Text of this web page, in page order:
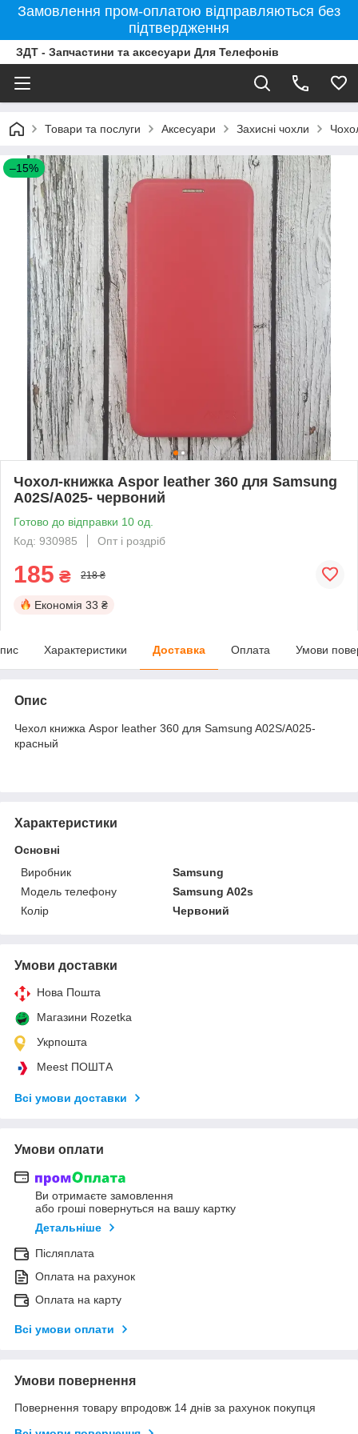
Замовлення пром-оплатою відправляються без
підтвердження
ЗДТ - Запчастини та аксесуари Для Телефонів
Товари та послуги Аксесуари Захисні чохли
–15%
Чохол-книжка Aspor leather 360 для Samsung
A02S/A025- червоний
Готово до відправки 10 од.
Код: 930985
Опт і роздріб
185 ₴ 218 ₴
Економія 33 ₴
Характеристики Доставка Оплата Умови
Опис
Чехол книжка Aspor leather 360 для Samsung A02S/A025-
красный
Характеристики
Основні
Виробник
Samsung
Модель телефону
Samsung A02s
Колір
Червоний
Умови доставки
Нова Пошта
Магазини Rozetka
Укрпошта
Meest ПОШТА
Всі умови доставки
Умови оплати
Ви отримаєте замовлення
або гроші повернуться на вашу картку
Детальніше
Післяплата
Оплата на рахунок
Оплата на карту
Всі умови оплати
Умови повернення
Повернення товару впродовж 14 днів за рахунок покупця